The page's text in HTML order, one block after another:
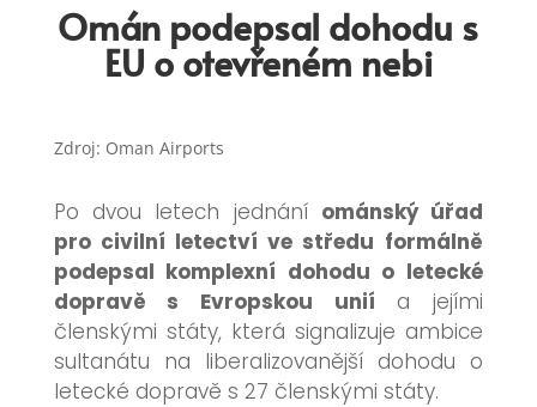
Omán podepsal dohodu s
EU o otevřeném nebi
Zdroj: Oman Airports
Po dvou letech jednání ománský úřad
pro civilní letectví ve středu formálně
podepsal komplexní dohodu o letecké
dopravě s Evropskou unií a jejími
členskými státy, která signalizuje ambice
sultanátu na liberalizovanější dohodu o
letecké dopravě s 27 členskými státy.